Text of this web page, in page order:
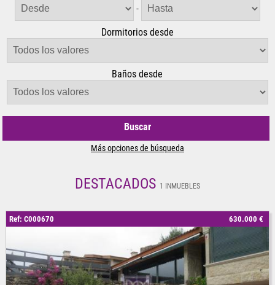
-
Dormitorios desde
Baños desde
Buscar
Más opciones de búsqueda
DESTACADOS 1 INMUEBLES
Ref: C000670 630.000 €